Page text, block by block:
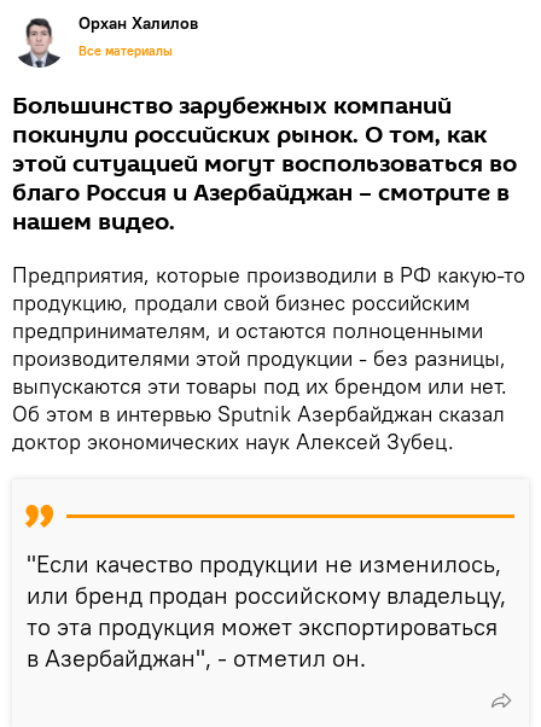
Орхан Халилов
Все материалы
Большинство зарубежных компаний
покинули российских рынок. О том, как
этой ситуацией могут воспользоваться во
благо Россия и Азербайджан – смотрите в
нашем видео.
Предприятия, которые производили в РФ какую-то
продукцию, продали свой бизнес российским
предпринимателям, и остаются полноценными
производителями этой продукции - без разницы,
выпускаются эти товары под их брендом или нет.
Об этом в интервью Sputnik Азербайджан сказал
доктор экономических наук Алексей Зубец.
"Если качество продукции не изменилось,
или бренд продан российскому владельцу,
то эта продукция может экспортироваться
в Азербайджан", - отметил он.